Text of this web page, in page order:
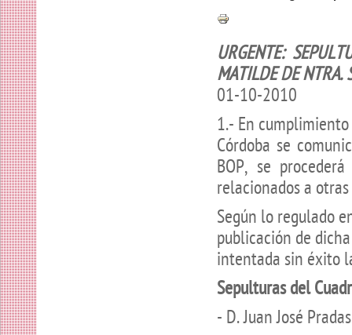
URGENTE:
MATILDE DE NTRA.
01-10-2010
1.- En
Córdoba se
BOP, se
relacionados a
Según lo regulado
publicación de
intentada sin éxito
Sepulturas del
- D. Juan José